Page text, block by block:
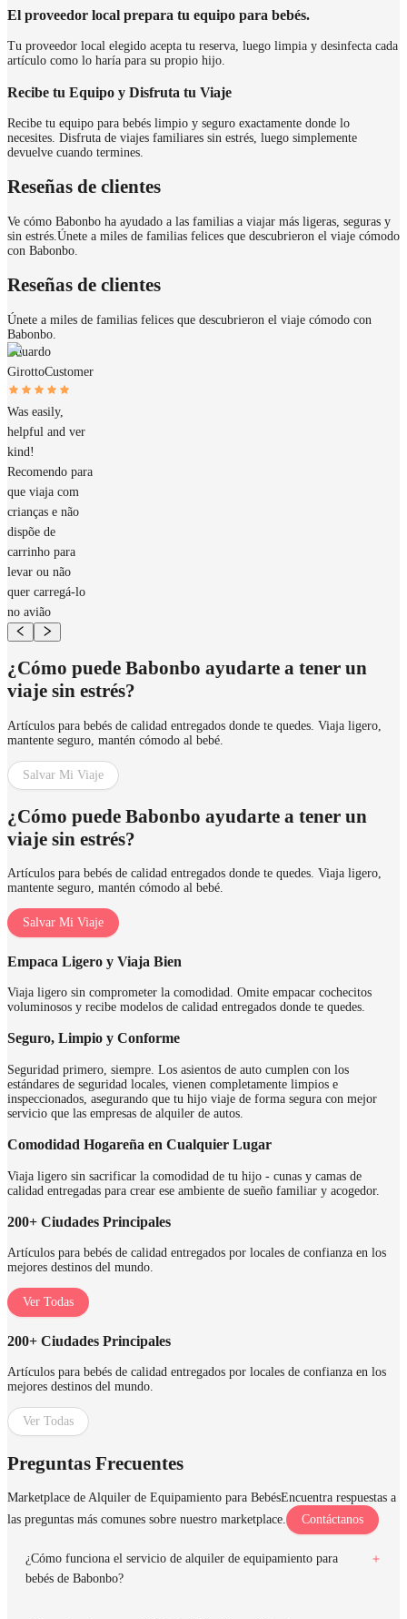
El proveedor local prepara tu equipo para bebés.
Tu proveedor local elegido acepta tu reserva, luego limpia y desinfecta cada
artículo como lo haría para su propio hijo.
Recibe tu Equipo y Disfruta tu Viaje
Recibe tu equipo para bebés limpio y seguro exactamente donde lo
necesites. Disfruta de viajes familiares sin estrés, luego simplemente
devuelve cuando termines.
Reseñas de clientes
Ve cómo Babonbo ha ayudado a las familias a viajar más ligeras, seguras y
sin estrés. Únete a miles de familias felices que descubrieron el viaje cómodo
con Babonbo.
Reseñas de clientes
Únete a miles de familias felices que descubrieron el viaje cómodo con
Babonbo.
Eduardo
GirottoCustomer
Was easily,
helpful and ver
kind!
Recomendo para
que viaja com
crianças e não
dispõe de
carrinho para
levar ou não
quer carregá-lo
no avião
¿Cómo puede Babonbo ayudarte a tener un
viaje sin estrés?
Artículos para bebés de calidad entregados donde te quedes. Viaja ligero,
mantente seguro, mantén cómodo al bebé.
Salvar Mi Viaje
¿Cómo puede Babonbo ayudarte a tener un
viaje sin estrés?
Artículos para bebés de calidad entregados donde te quedes. Viaja ligero,
mantente seguro, mantén cómodo al bebé.
Salvar Mi Viaje
Empaca Ligero y Viaja Bien
Viaja ligero sin comprometer la comodidad. Omite empacar cochecitos
voluminosos y recibe modelos de calidad entregados donde te quedes.
Seguro, Limpio y Conforme
Seguridad primero, siempre. Los asientos de auto cumplen con los
estándares de seguridad locales, vienen completamente limpios e
inspeccionados, asegurando que tu hijo viaje de forma segura con mejor
servicio que las empresas de alquiler de autos.
Comodidad Hogareña en Cualquier Lugar
Viaja ligero sin sacrificar la comodidad de tu hijo - cunas y camas de
calidad entregadas para crear ese ambiente de sueño familiar y acogedor.
200+ Ciudades Principales
Artículos para bebés de calidad entregados por locales de confianza en los
mejores destinos del mundo.
Ver Todas
200+ Ciudades Principales
Artículos para bebés de calidad entregados por locales de confianza en los
mejores destinos del mundo.
Ver Todas
Preguntas Frecuentes
Marketplace de Alquiler de Equipamiento para BebésEncuentra respuestas a
las preguntas más comunes sobre nuestro marketplace.
Contáctanos
¿Cómo funciona el servicio de alquiler de equipamiento para
bebés de Babonbo?